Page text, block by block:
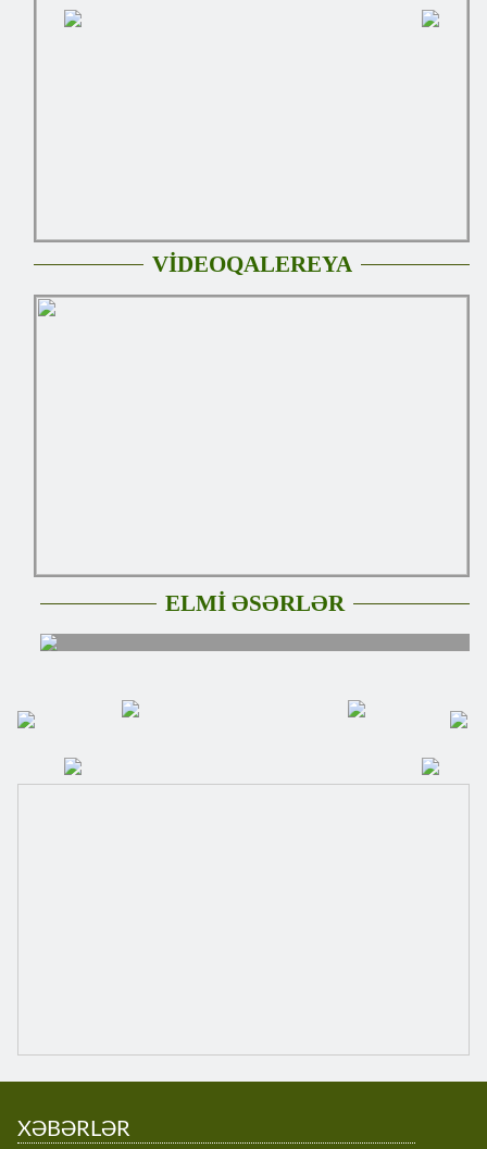
VİDEOQALEREYA
ELMİ ƏSƏRLƏR
XƏBƏRLƏR